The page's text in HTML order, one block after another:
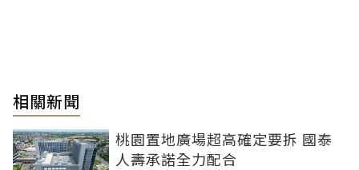
相關新聞
桃園置地廣場超高確定要拆 國泰
人壽承諾全力配合